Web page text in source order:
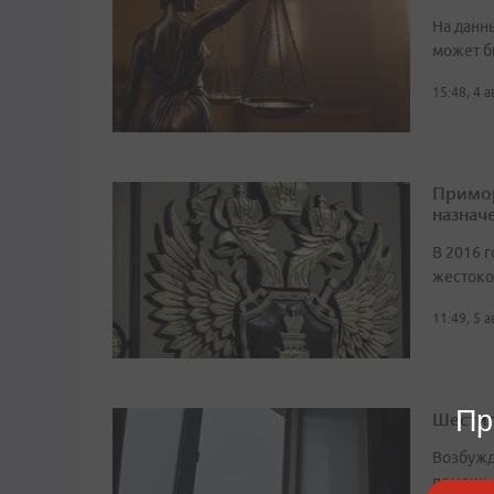
На
может
15:48, 4
В 2016
11:49, 5
помощь